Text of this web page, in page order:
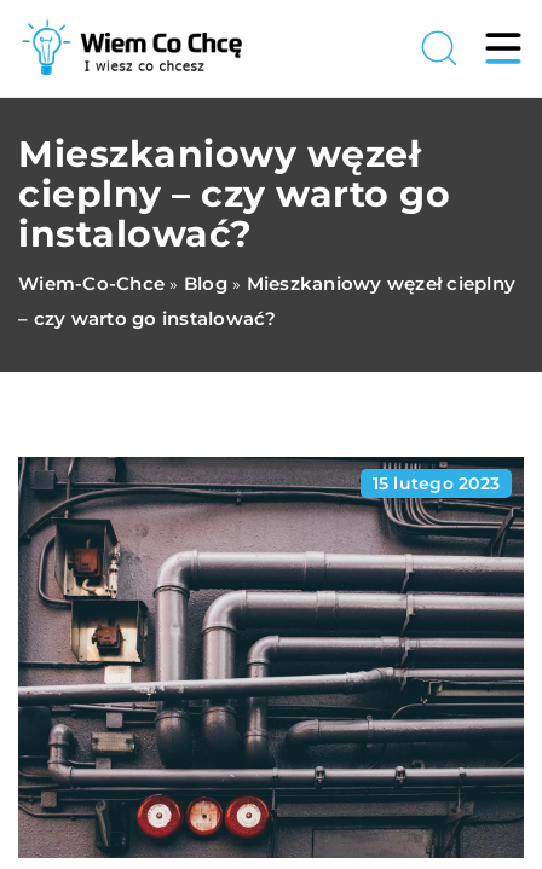
Mieszkaniowy węzeł
cieplny – czy warto go
instalować?
Wiem-Co-Chce » Blog» Mieszkaniowy węzeł cieplny
– czy warto go instalować?
15 lutego 2023